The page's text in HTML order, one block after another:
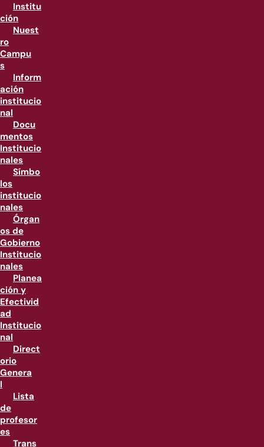
Institu
ción
Nuest
ro
Campu
s
Inform
ación
institucio
nal
Docu
mentos
Institucio
nales
Símbo
los
institucio
nales
Órgan
os de
Gobierno
Institucio
nales
Planea
ción y
Efectivid
ad
Institucio
nal
Direct
orio
Genera
l
Lista
de
profesor
es
Trans